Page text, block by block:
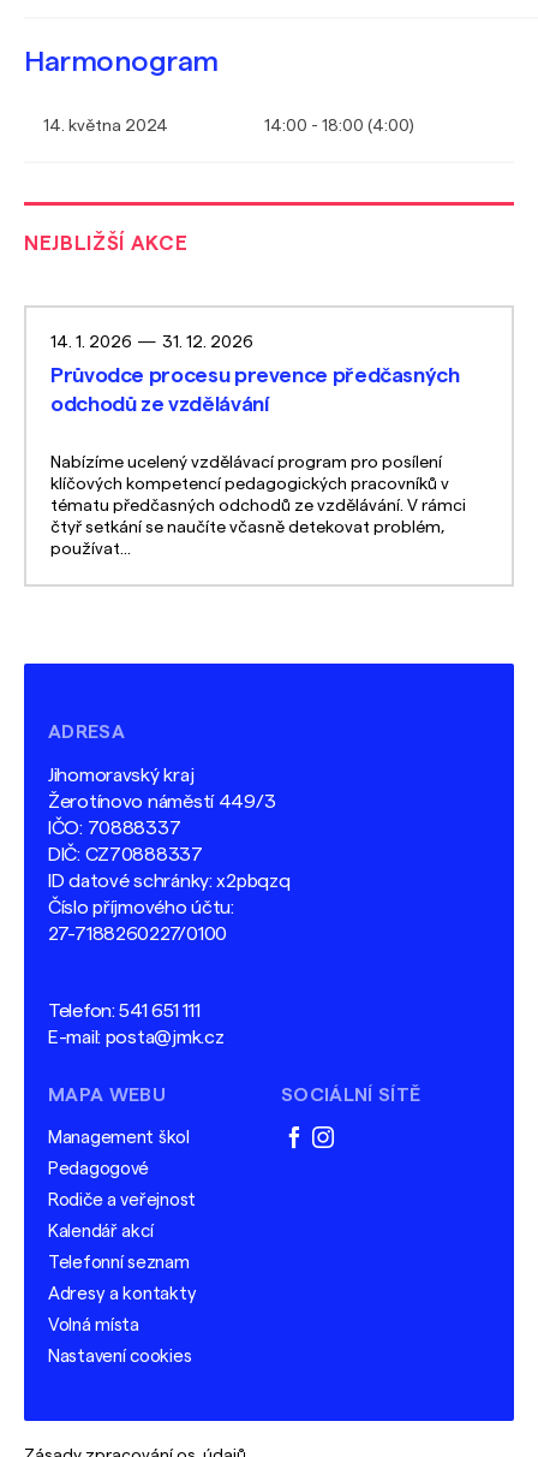
Harmonogram
14. května 2024 14:00 - 18:00 (4:00)
NEJBLIŽŠÍ AKCE
14. 1. 2026 — 31. 12. 2026
Průvodce procesu prevence předčasných
odchodů ze vzdělávání
Nabízíme ucelený vzdělávací program pro posílení
klíčových kompetencí pedagogických pracovníků v
tématu předčasných odchodů ze vzdělávání. V rámci
čtyř setkání se naučíte včasně detekovat problém,
používat...
ADRESA
Jihomoravský kraj
Žerotínovo náměstí 449/3
IČO: 70888337
DIČ: CZ70888337
ID datové schránky: x2pbqzq
Číslo příjmového účtu:
27-7188260227/0100
Telefon:541 651 111
E-mail: posta@jmk.cz
MAPA WEBU
Management škol
Pedagogové
Rodiče a veřejnost
Kalendář akcí
Telefonní seznam
Adresy a kontakty
Volná místa
Nastavení cookies
SOCIÁLNÍ SÍTĚ
facebook
instagram